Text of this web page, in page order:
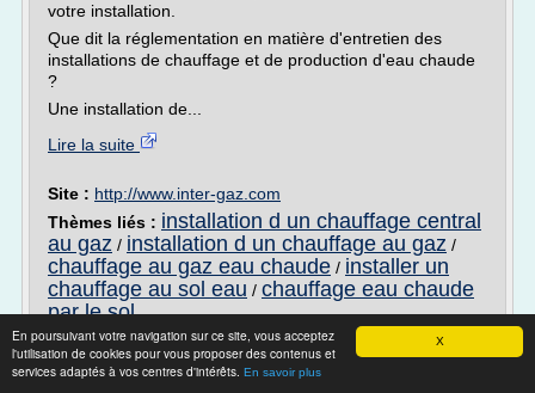
X
En poursuivant votre navigation sur ce site, vous acceptez
l'utilisation de cookies pour vous proposer des contenus et
services adaptés à vos centres d'intérêts. En savoir plus
votre installation.
Que dit la réglementation en matière d'entretien des
installations de chauffage et de production d'eau chaude
?
Une installation de...
Lire la suite
Site : http://www.inter-gaz.com
Thèmes liés : installation d un chauffage central
au gaz / installation d un chauffage au gaz /
chauffage au gaz eau chaude / installer un
chauffage au sol eau / chauffage eau chaude
par le sol
Technicien de maintenance en équipements
de chauffage, de ...